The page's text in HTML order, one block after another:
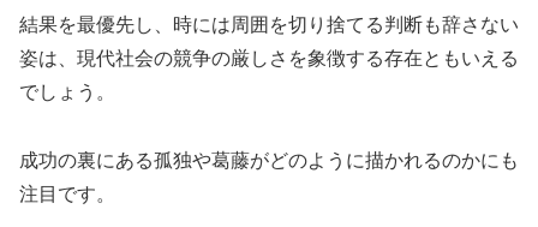
結果を最優先し、時には周囲を切り捨てる判断も辞さない
姿は、現代社会の競争の厳しさを象徴する存在ともいえる
でしょう。
成功の裏にある孤独や葛藤がどのように描かれるのかにも
注目です。